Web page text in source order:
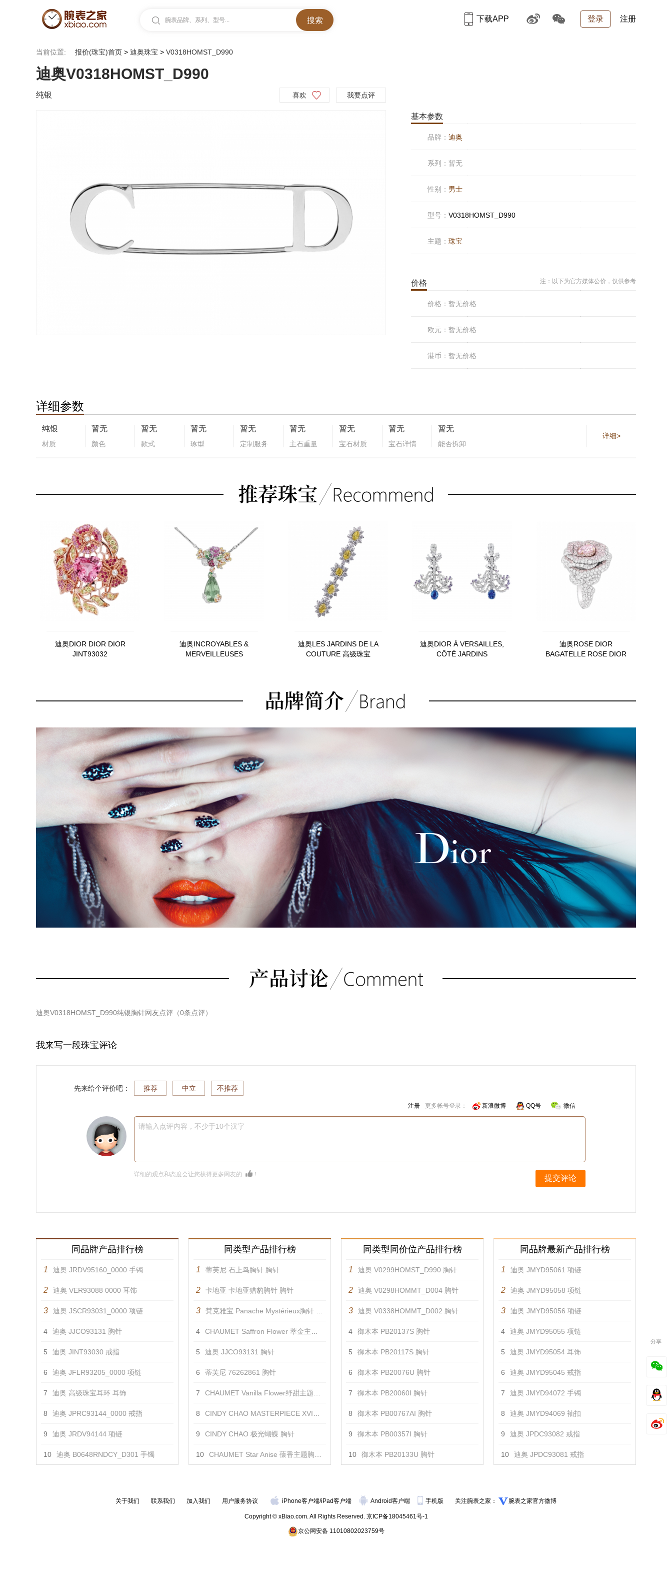
腕表品牌、系列、型号... 登录 注册
下载APP
当前位置: 报价(珠宝)首页 > 迪奥珠宝 > V0318HOMST_D990
迪奥V0318HOMST_D990
纯银 喜欢 我要点评
基本参数
品牌： 迪奥
系列： 暂无
性别： 男士
型号： V0318HOMST_D990
主题： 珠宝
价格 注：以下为官方媒体公价，仅供参考
价格： 暂无价格
欧元： 暂无价格
港币： 暂无价格
详细参数
纯银
材质
暂无
颜色
暂无
款式
暂无
琢型
暂无
定制服务
暂无
主石重量
暂无
宝石材质
暂无
宝石详情
暂无
能否拆卸
详细>
迪奥DIOR DIOR DIOR
JINT93032
迪奥INCROYABLES &
MERVEILLEUSES
迪奥LES JARDINS DE LA
COUTURE 高级珠宝
迪奥DIOR À VERSAILLES,
CÔTÉ JARDINS
迪奥ROSE DIOR
BAGATELLE ROSE DIOR
迪奥V0318HOMST_D990纯银胸针网友点评（0条点评）
我来写一段珠宝评论
先来给个评价吧： 推荐 中立 不推荐
注册 更多帐号登录： 新浪微博 QQ号 微信
请输入点评内容，不少于10个汉字
详细的观点和态度会让您获得更多网友的 ！ 提交评论
同品牌产品排行榜
1 迪奥 JRDV95160_0000 手镯
2 迪奥 VER93088 0000 耳饰
3 迪奥 JSCR93031_0000 项链
4 迪奥 JJCO93131 胸针
5 迪奥 JINT93030 戒指
6 迪奥 JFLR93205_0000 项链
7 迪奥 高级珠宝耳环 耳饰
8 迪奥 JPRC93144_0000 戒指
9 迪奥 JRDV94144 项链
10 迪奥 B0648RNDCY_D301 手镯
同类型产品排行榜
1 蒂芙尼 石上鸟胸针 胸针
2 卡地亚 卡地亚猎豹胸针 胸针
3 梵克雅宝 Panache Mystérieux胸针 胸针
4 CHAUMET Saffron Flower 萃金主题胸针2 胸针
5 迪奥 JJCO93131 胸针
6 蒂芙尼 76262861 胸针
7 CHAUMET Vanilla Flower纾甜主题胸针 胸针
8 CINDY CHAO MASTERPIECE XVI金黄羽饰 胸针
9 CINDY CHAO 极光蝴蝶 胸针
10 CHAUMET Star Anise 蘹香主题胸针 胸针
同类型同价位产品排行榜
1 迪奥 V0299HOMST_D990 胸针
2 迪奥 V0298HOMMT_D004 胸针
3 迪奥 V0338HOMMT_D002 胸针
4 御木本 PB20137S 胸针
5 御木本 PB20117S 胸针
6 御木本 PB20076U 胸针
7 御木本 PB20060I 胸针
8 御木本 PB00767AI 胸针
9 御木本 PB00357I 胸针
10 御木本 PB20133U 胸针
同品牌最新产品排行榜
1 迪奥 JMYD95061 项链
2 迪奥 JMYD95058 项链
3 迪奥 JMYD95056 项链
4 迪奥 JMYD95055 项链
5 迪奥 JMYD95054 耳饰
6 迪奥 JMYD95045 戒指
7 迪奥 JMYD94072 手镯
8 迪奥 JMYD94069 袖扣
9 迪奥 JPDC93082 戒指
10 迪奥 JPDC93081 戒指
关于我们 联系我们 加入我们 用户服务协议 iPhone客户端/iPad客户端 Android客户端 手机版 关注腕表之家： 腕表之家官方微博
Copyright © xBiao.com. All Rights Reserved. 京ICP备18045461号-1
京公网安备 11010802023759号
分享